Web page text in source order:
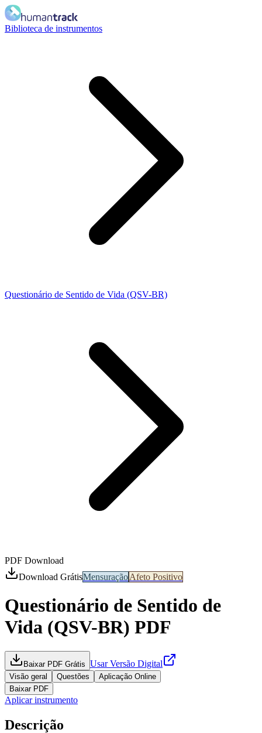
Biblioteca de instrumentos
Questionário de Sentido de Vida (QSV-BR)
PDF Download
Download GrátisMensuraçãoAfeto Positivo
Questionário de Sentido de
Vida (QSV-BR) PDF
Baixar PDF Grátis Usar Versão Digital
Visão geral Questões
Aplicação Online
Baixar PDF
Aplicar instrumento
Descrição